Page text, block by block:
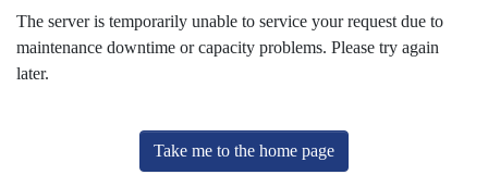
The server is temporarily unable to service your request due to
maintenance downtime or capacity problems. Please try again
later.
Take me to the home page